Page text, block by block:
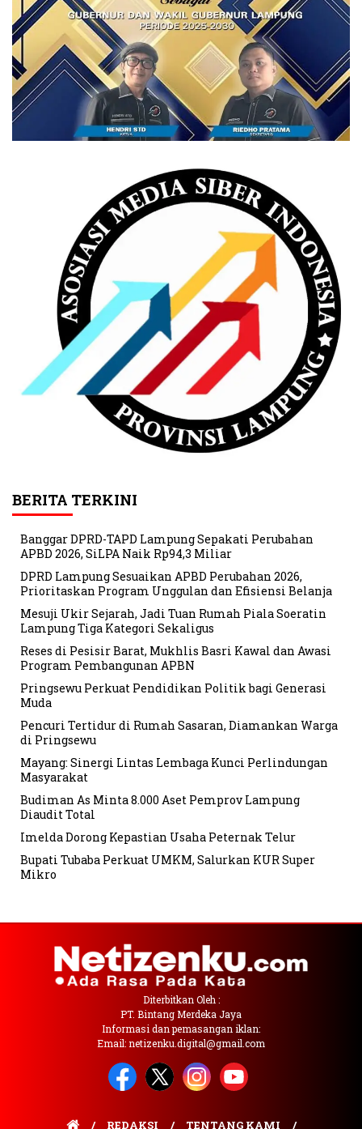
BERITA TERKINI
Banggar DPRD-TAPD Lampung Sepakati Perubahan
APBD 2026, SiLPA Naik Rp94,3 Miliar
DPRD Lampung Sesuaikan APBD Perubahan 2026,
Prioritaskan Program Unggulan dan Efisiensi Belanja
Mesuji Ukir Sejarah, Jadi Tuan Rumah Piala Soeratin
Lampung Tiga Kategori Sekaligus
Reses di Pesisir Barat, Mukhlis Basri Kawal dan Awasi
Program Pembangunan APBN
Pringsewu Perkuat Pendidikan Politik bagi Generasi
Muda
Pencuri Tertidur di Rumah Sasaran, Diamankan Warga
di Pringsewu
Mayang: Sinergi Lintas Lembaga Kunci Perlindungan
Masyarakat
Budiman As Minta 8.000 Aset Pemprov Lampung
Diaudit Total
Imelda Dorong Kepastian Usaha Peternak Telur
Bupati Tubaba Perkuat UMKM, Salurkan KUR Super
Mikro
Diterbitkan Oleh :
PT. Bintang Merdeka Jaya
Informasi dan pemasangan iklan:
Email: netizenku.digital@gmail.com
REDAKSI TENTANG KAMI